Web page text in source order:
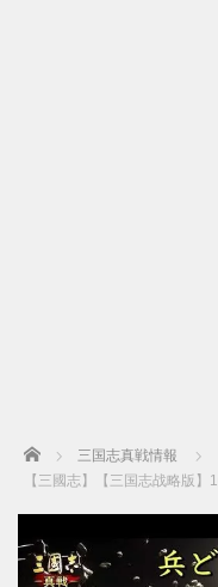
Home 三国志真戦情報
【三國志】【三国志战略版】